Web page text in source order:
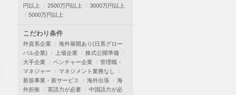
円以上
2500万円以上
3000万円以上
5000万円以上
こだわり条件
外資系企業
海外展開あり(日系グロー
バル企業)
上場企業
株式公開準備
大手企業
ベンチャー企業
管理職・
マネジャー
マネジメント業務なし
新規事業・新サービス
海外出張
海
外折衝
英語力が必要
中国語力が必